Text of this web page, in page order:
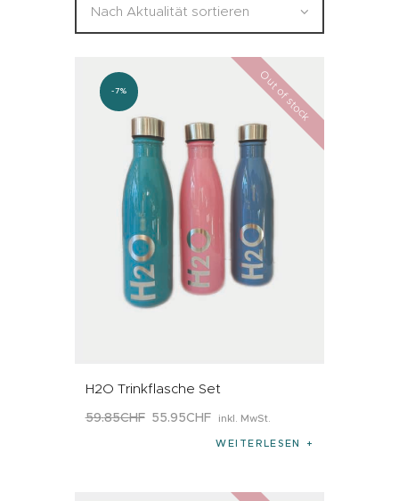
Out of stock
-7%
H2O Trinkflasche Set
59.85CHF 55.95CHF inkl. MwSt.
WEITERLESEN